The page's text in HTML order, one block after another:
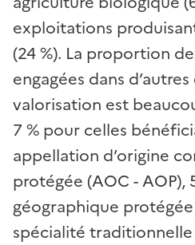
exploitations
(24 %). La proportion
engagées dans
valorisation est
7 % pour celles
appellation d’origine
protégée (AOC - AOP),
géographique protégée
spécialité traditionnelle